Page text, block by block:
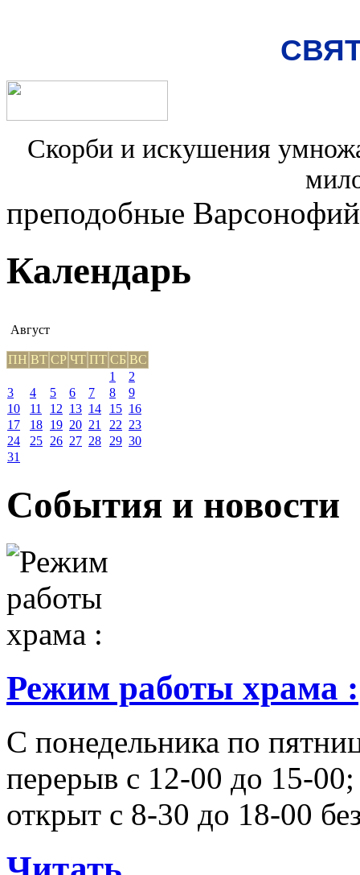
Скорби и искушения
преподобные
Календарь
Август
ПН ВТ СР ЧТ ПТ СБ ВС
1
2
3
4 5 6 7 8
9
10
11 12 13 14 15 16
17
18 19 20 21 22 23
24
25 26 27 28 29 30
31
События и новости
Режим работы храма :
С понедельника по
перерыв с 12-00 до 15-
открыт с 8-30 до 18-00